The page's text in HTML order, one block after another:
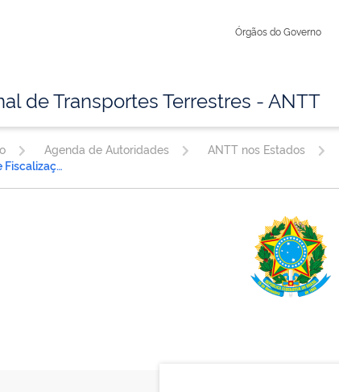
Órgãos do Governo
de Transportes Terrestres - ANTT
Agenda de Autoridades ANTT nos Estados
Coordenação Regional de Fiscalização Ferroviária - MG